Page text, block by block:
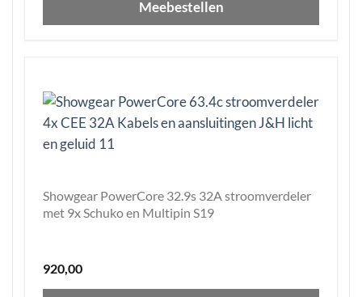
Meebestellen
Showgear PowerCore 32.9s 32A stroomverdeler
met 9x Schuko en Multipin S19
920,00